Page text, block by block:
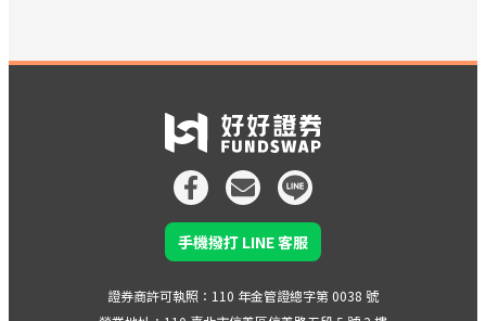
手機撥打 LINE 客服
證券商許可執照：110 年金管證總字第 0038 號